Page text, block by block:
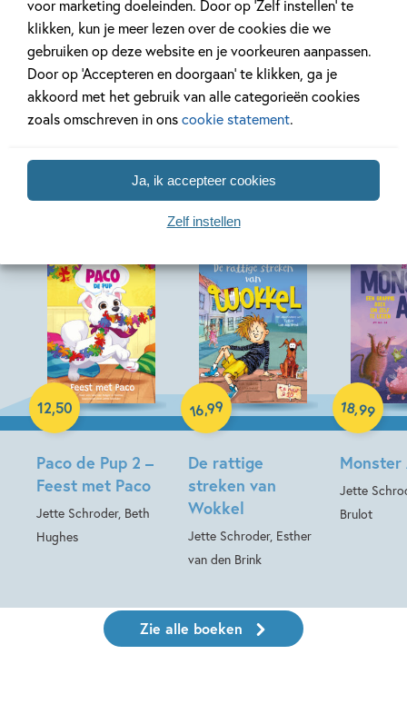
voor marketing doeleinden. Door op ‘Zelf instellen’ te
klikken, kun je meer lezen over de cookies die we
gebruiken op deze website en je voorkeuren aanpassen.
Door op ‘Accepteren en doorgaan’ te klikken, ga je
akkoord met het gebruik van alle categorieën cookies
zoals omschreven in onscookie statement.
Ja, ik accepteer cookies
Zelf instellen
Bekijk alle artikelen
Meer van deze auteur
Paco de Pup 2 –
Feest met Paco
Jette Schroder, Beth
Hughes
12,50
Paperback
De rattige
streken van
Wokkel
Jette Schroder, Esther
van den Brink
16,99
Hardcover
Monster
Jette
Brulot
18,99
Hardcover
Zie alle boeken